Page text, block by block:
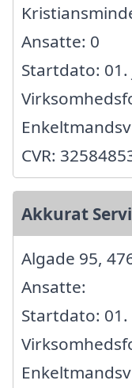
Ansatte: 0
Startdato:
CVR:
Akkurat
Algade 95,
Ansatte:
Startdato: 01.